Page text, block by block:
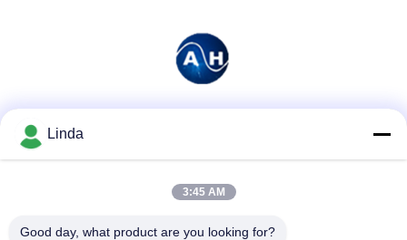
Linda
3:45 AM
Good day, what product are you looking for?